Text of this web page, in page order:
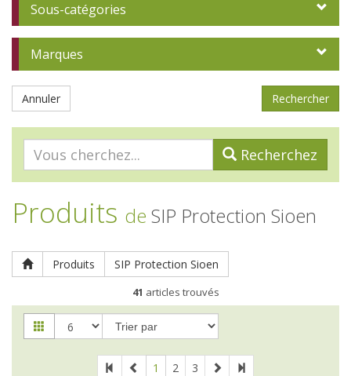
Sous-catégories
Marques
Annuler
Recherchez
Produits de SIP Protection Sioen
Produits SIP Protection Sioen
41 articles trouvés
1 2 3